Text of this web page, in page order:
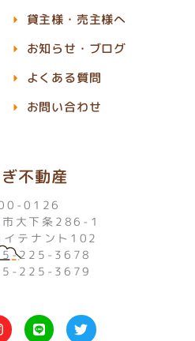
不動産
0126
市大下条286-1
イテナント102
225-3678
225-3679
L
i
T
w
貸主様・売主様へ
お知らせ・ブログ
よくある質問
お問い合わせ